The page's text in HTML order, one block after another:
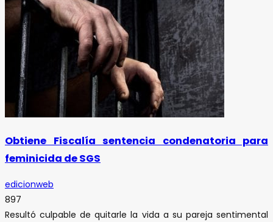
Obtiene Fiscalía sentencia condenatoria para
feminicida de SGS
edicionweb
897
Resultó culpable de quitarle la vida a su pareja sentimental